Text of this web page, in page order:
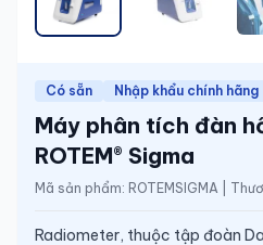
Có sẵn Nhập khẩu chính hãng
Máy phân tích đàn
ROTEM® Sigma
Mã sản phẩm: ROTEMSIGMA
Radiometer, thuộc tập đoàn